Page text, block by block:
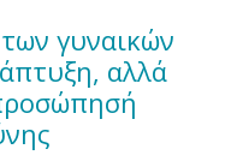
γυναικών
αλλά